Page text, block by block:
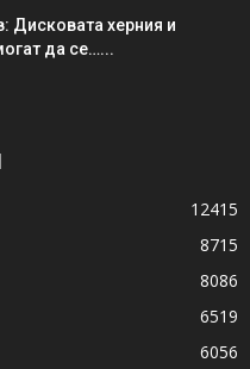
Дисковата херния и
да се…...
12415
8715
8086
6519
6056